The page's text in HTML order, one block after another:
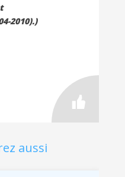
2010).)
aussi